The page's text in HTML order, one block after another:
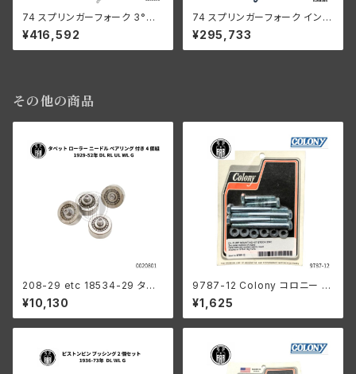
74 スプリンガーフォーク 3°レ
イク 12インチ OS オフセット オ
ールクローム ハーレー
¥416,592
74 スプリンガーフォーク インラ
イン 2インチ OS 1936-45年 E
L UL 黒/クロームスプリング
¥295,733
その他の商品
208-29 etc 18534-29 タペ
ットローラーセット ベアリング付
き ４個組
¥10,130
9787-12 Colony コロニー オ
イルポンプ マウント キット 亜鉛
メッキ ハーレーダビッドソン 19
78−91年 ビッグツイン
¥1,625